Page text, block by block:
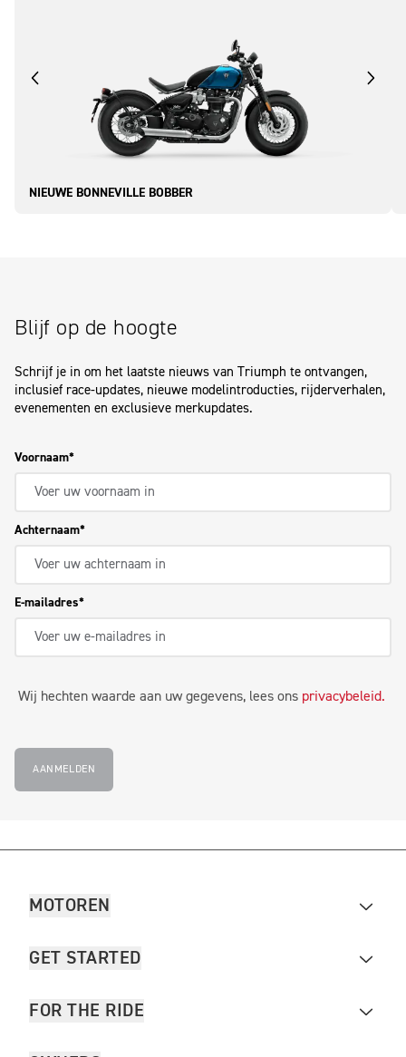
NIEUWE BONNEVILLE BOBBER
Blijf op de hoogte
Schrijf je in om het laatste nieuws van Triumph te ontvangen,
inclusief race-updates, nieuwe modelintroducties, rijderverhalen,
evenementen en exclusieve merkupdates.
Voornaam
Achternaam
E-mailadres
Wij hechten waarde aan uw gegevens, lees ons privacybeleid.
AANMELDEN
MOTOREN
GET STARTED
FOR THE RIDE